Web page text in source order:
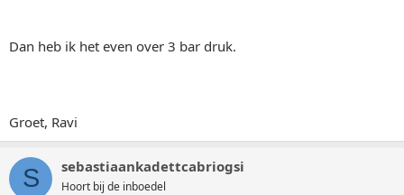
Dan heb ik het even over 3 bar druk.
Groet, Ravi
S sebastiaankadettcabriogsi
Hoort bij de inboedel